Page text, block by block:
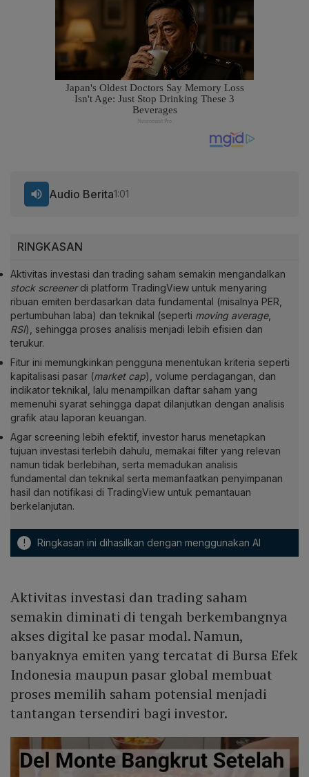
RINGKASAN
Aktivitas investasi dan trading saham semakin mengandalkan
stock screenerdi platform TradingView untuk menyaring
ribuan emiten berdasarkan data fundamental (misalnya PER,
pertumbuhan laba) dan teknikal (seperti moving average,
RSI), sehingga proses analisis menjadi lebih efisien dan
terukur.
Fitur ini memungkinkan pengguna menentukan kriteria seperti
kapitalisasi pasar (market cap), volume perdagangan, dan
indikator teknikal, lalu menampilkan daftar saham yang
memenuhi syarat sehingga dapat dilanjutkan dengan analisis
grafik atau laporan keuangan.
Agar screening lebih efektif, investor harus menetapkan
tujuan investasi terlebih dahulu, memakai filter yang relevan
namun tidak berlebihan, serta memadukan analisis
fundamental dan teknikal serta memanfaatkan penyimpanan
hasil dan notifikasi di TradingView untuk pemantauan
berkelanjutan.
! Ringkasan ini dihasilkan dengan menggunakan AI
Audio Berita1:01
Aktivitas investasi dan trading saham
semakin diminati di tengah berkembangnya
akses digital ke pasar modal. Namun,
banyaknya emiten yang tercatat di Bursa Efek
Indonesia maupun pasar global membuat
proses memilih saham potensial menjadi
tantangan tersendiri bagi investor.